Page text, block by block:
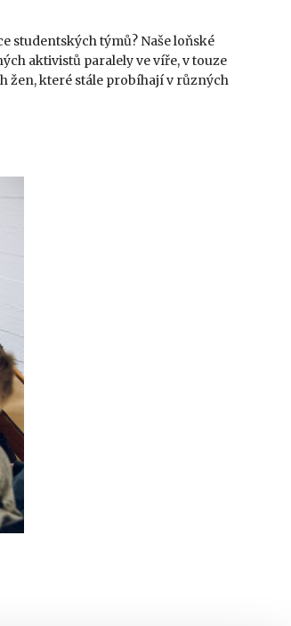
studentských týmů? Naše loňské
aktivistů paralely ve víře, v touze
žen, které stále probíhají v různých